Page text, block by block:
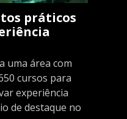
práticos
uma área com
cursos para
experiência
de destaque no